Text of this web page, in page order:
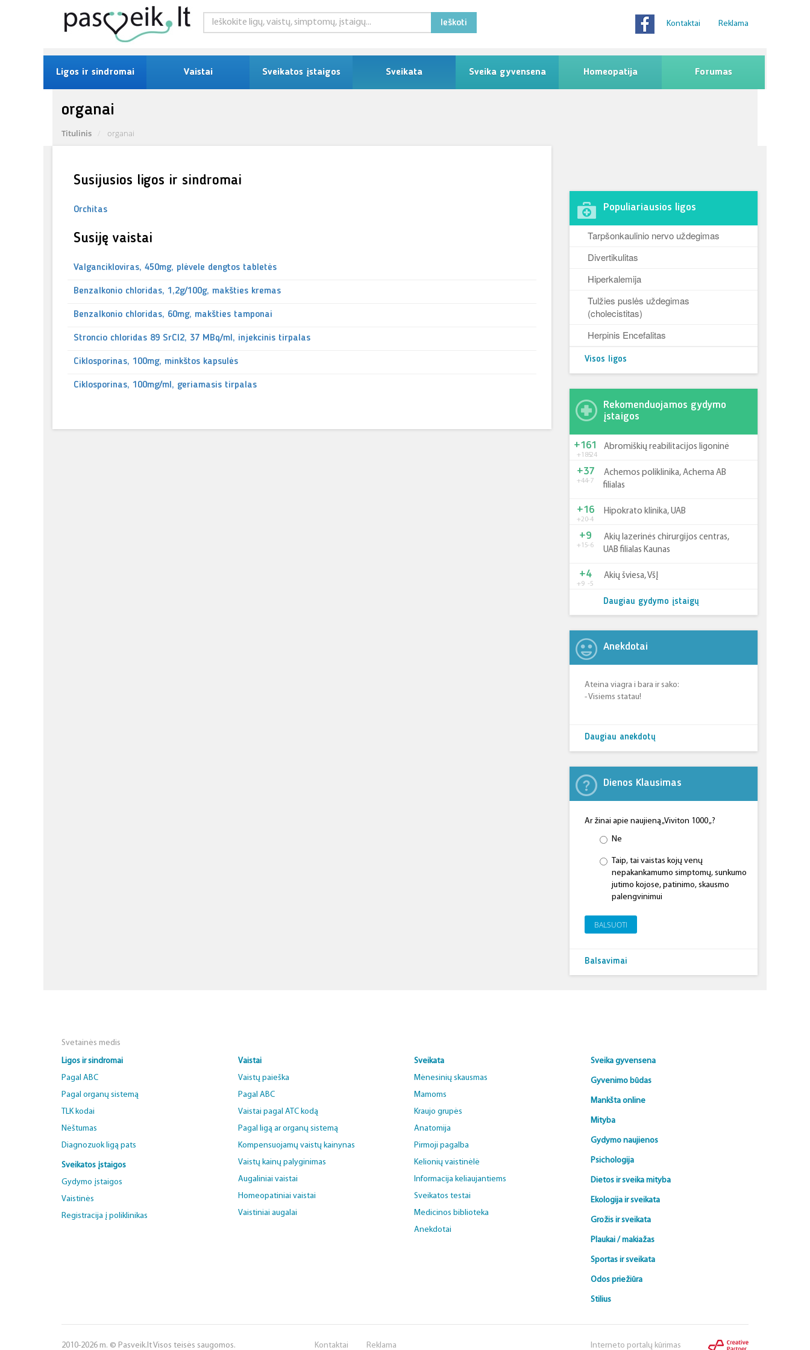
Ieškoti Kontaktai Reklama
Ligos ir sindromai Vaistai Sveikatos įstaigos Sveikata Sveika gyvensena Homeopatija Forumas
organai
Titulinis organai
Susijusios ligos ir sindromai
Orchitas
Susiję vaistai
Valgancikloviras, 450mg, plėvele dengtos tabletės
Benzalkonio chloridas, 1,2g/100g, makšties kremas
Benzalkonio chloridas, 60mg, makšties tamponai
Stroncio chloridas 89 SrCl2, 37 MBq/ml, injekcinis tirpalas
Ciklosporinas, 100mg, minkštos kapsulės
Ciklosporinas, 100mg/ml, geriamasis tirpalas
Populiariausios ligos
Tarpšonkaulinio nervo uždegimas
Divertikulitas
Hiperkalemija
Tulžies puslės uždegimas
(cholecistitas)
Herpinis Encefalitas
Visos ligos
Rekomenduojamos gydymo
įstaigos
+185-24
+161 Abromiškių reabilitacijos ligoninė
+44-7
+37
Achemos poliklinika, Achema AB
filialas
+20-4
+16 Hipokrato klinika, UAB
+15-6
+9
Akių lazerinės chirurgijos centras,
UAB filialas Kaunas
+9 -5
+4 Akių šviesa, VšĮ
Daugiau gydymo įstaigų
Anekdotai
Ateina viagra i bara ir sako:
- Visiems statau!
Daugiau anekdotų
Dienos Klausimas
Ar žinai apie naujieną „Viviton 1000 „?
Ne
Taip, tai vaistas kojų venų
nepakankamumo simptomų, sunkumo
jutimo kojose, patinimo, skausmo
palengvinimui
BALSUOTI
Balsavimai
Svetainės medis
Ligos ir sindromai
Pagal ABC
Pagal organų sistemą
TLK kodai
Nėštumas
Diagnozuok ligą pats
Sveikatos įstaigos
Gydymo įstaigos
Vaistinės
Registracija į poliklinikas
Vaistai
Vaistų paieška
Pagal ABC
Vaistai pagal ATC kodą
Pagal ligą ar organų sistemą
Kompensuojamų vaistų kainynas
Vaistų kainų palyginimas
Augaliniai vaistai
Homeopatiniai vaistai
Vaistiniai augalai
Sveikata
Mėnesinių skausmas
Mamoms
Kraujo grupės
Anatomija
Pirmoji pagalba
Kelionių vaistinėlė
Informacija keliaujantiems
Sveikatos testai
Medicinos biblioteka
Anekdotai
Sveika gyvensena
Gyvenimo būdas
Mankšta online
Mityba
Gydymo naujienos
Psichologija
Dietos ir sveika mityba
Ekologija ir sveikata
Grožis ir sveikata
Plaukai / makiažas
Sportas ir sveikata
Odos priežiūra
Stilius
2010-2026 m. © Pasveik.lt Visos teisės saugomos. Kontaktai Reklama Interneto portalų kūrimas